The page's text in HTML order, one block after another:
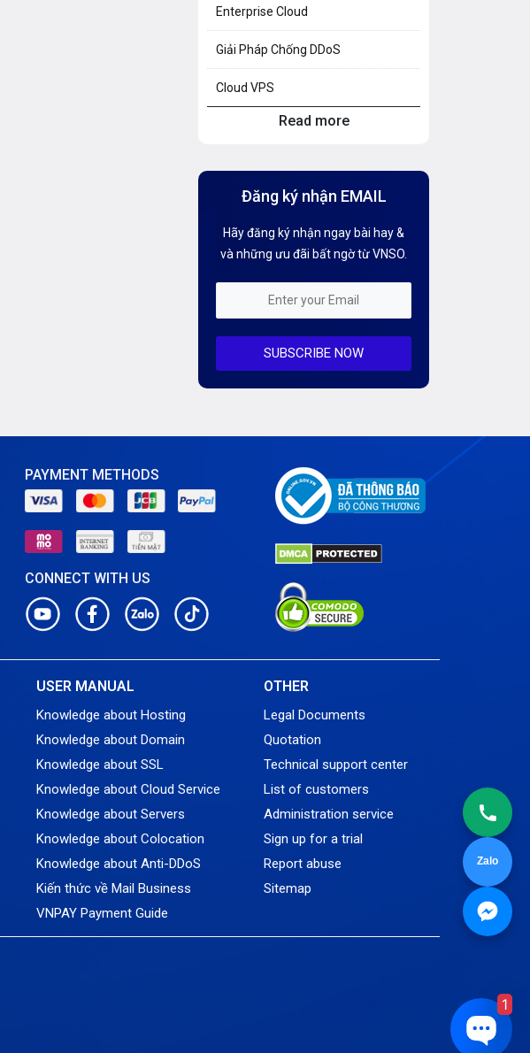
Zalo
Enterprise Cloud
Giải Pháp Chống DDoS
Cloud VPS
Hosting Knowledge
Hướng dẫn Tên miền
Kiến thức AI
Mỗi tuần 01 Server
Server AI
Server Dedicated (Máy chủ riêng)
Server Windows
Notification
Thông tin chung
Thuê Chỗ Đặt Server
Tin tức
Read more
Đăng ký nhận EMAIL
Hãy đăng ký nhận ngay bài hay &
và những ưu đãi bất ngờ từ VNSO.
SUBSCRIBE NOW
PAYMENT METHODS
CONNECT WITH US
USER MANUAL
Knowledge about Hosting
Knowledge about Domain
Knowledge about SSL
Knowledge about Cloud Service
Knowledge about Servers
Knowledge about Colocation
Knowledge about Anti-DDoS
Kiến thức về Mail Business
VNPAY Payment Guide
OTHER
Legal Documents
Quotation
Technical support center
List of customers
Administration service
Sign up for a trial
Report abuse
Sitemap
1